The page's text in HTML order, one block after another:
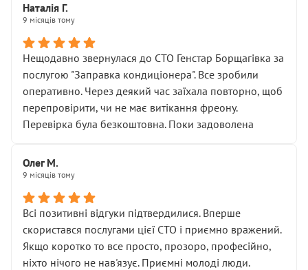
Наталія Г.
9 місяців тому
Нещодавно звернулася до СТО Генстар Борщагівка за
послугою "Заправка кондиціонера". Все зробили
оперативно. Через деякий час заїхала повторно, щоб
перепровірити, чи не має витікання фреону.
Перевірка була безкоштовна. Поки задоволена
Олег М.
9 місяців тому
Всі позитивні відгуки підтвердилися. Вперше
скористався послугами цієї СТО і приємно вражений.
Якщо коротко то все просто, прозоро, професійно,
ніхто нічого не нав'язує. Приємні молоді люди.